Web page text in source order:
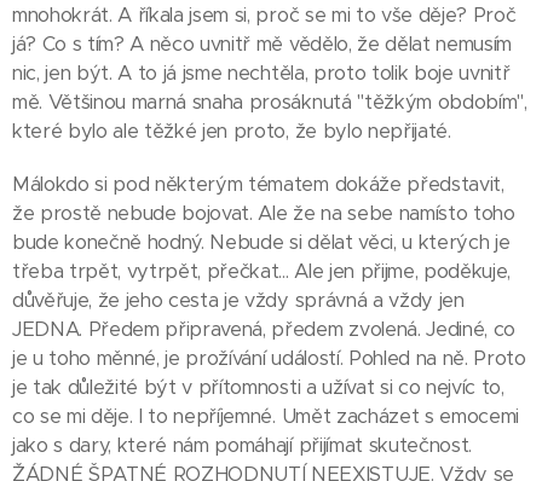
mnohokrát. A říkala jsem si, proč se mi to vše děje? Proč
já? Co s tím? A něco uvnitř mě vědělo, že dělat nemusím
nic, jen být. A to já jsme nechtěla, proto tolik boje uvnitř
mě. Většinou marná snaha prosáknutá "těžkým obdobím",
které bylo ale těžké jen proto, že bylo nepřijaté.
Málokdo si pod některým tématem dokáže představit,
že prostě nebude bojovat. Ale že na sebe namísto toho
bude konečně hodný. Nebude si dělat věci, u kterých je
třeba trpět, vytrpět, přečkat... Ale jen přijme, poděkuje,
důvěřuje, že jeho cesta je vždy správná a vždy jen
JEDNA. Předem připravená, předem zvolená. Jediné, co
je u toho měnné, je prožívání událostí. Pohled na ně. Proto
je tak důležité být v přítomnosti a užívat si co nejvíc to,
co se mi děje. I to nepříjemné. Umět zacházet s emocemi
jako s dary, které nám pomáhají přijímat skutečnost.
ŽÁDNÉ ŠPATNÉ ROZHODNUTÍ NEEXISTUJE. Vždy se